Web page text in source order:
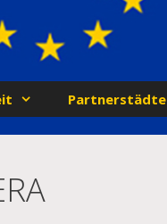
Partnerstädte